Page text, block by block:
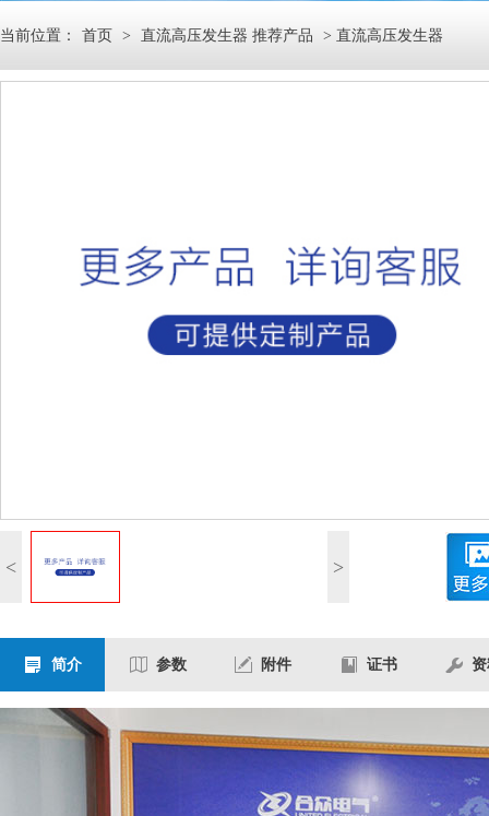
当前位置： 首页 > 直流高压发生器 推荐产品 > 直流高压发生器
< >
简介 参数 附件 证书